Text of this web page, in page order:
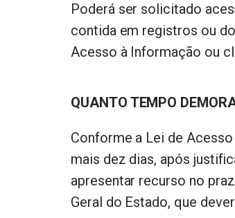
Poderá ser solicitado
contida em registros ou
Acesso à Informação ou
QUANTO TEMPO
Conforme a Lei de
mais dez dias, após
apresentar recurso no
Geral do Estado, que